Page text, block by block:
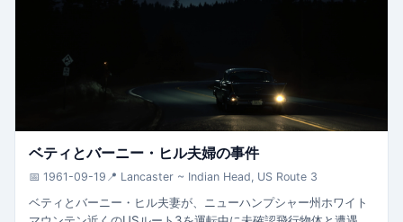
ベティとバーニー・ヒル夫婦の事件
📅 1961-09-19 📍 Lancaster ~ Indian Head, US Route 3
ベティとバーニー・ヒル夫妻が、ニューハンプシャー州ホワイト